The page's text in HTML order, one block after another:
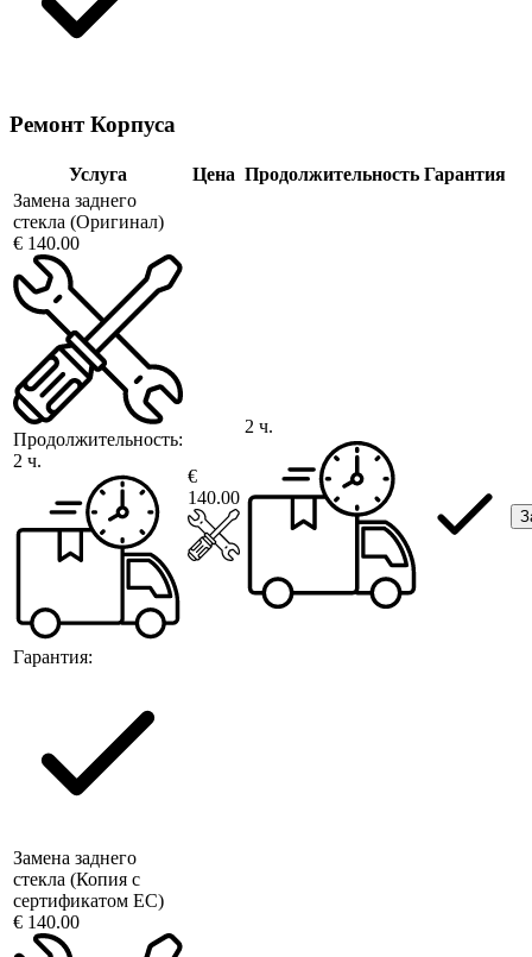
Ремонт Корпуса
Услуга Цена Продолжительность Гарантия
Замена заднего
стекла (Оригинал)
€ 140.00
Продолжительность:
2 ч.
Гарантия:
€
140.00
2 ч.
Замена заднего
стекла (Копия с
сертификатом ЕС)
€ 140.00